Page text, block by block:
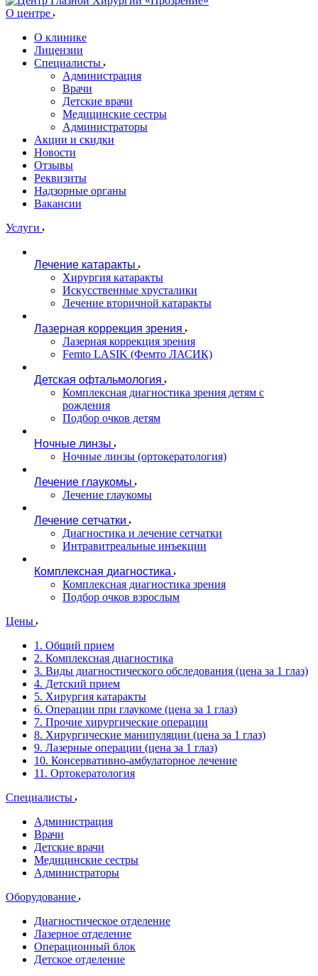
О центре
О клинике
Лицензии
Специалисты
Администрация
Врачи
Детские врачи
Медицинские сестры
Администраторы
Акции и скидки
Новости
Отзывы
Реквизиты
Надзорные органы
Вакансии
Услуги
Лечение катаракты
Хирургия катаракты
Искусственные хрусталики
Лечение вторичной катаракты
Лазерная коррекция зрения
Лазерная коррекция зрения
Femto LASIK (Фемто ЛАСИК)
Детская офтальмология
Комплексная диагностика зрения детям c
рождения
Подбор очков детям
Ночные линзы
Ночные линзы (ортокератология)
Лечение глаукомы
Лечение глаукомы
Лечение сетчатки
Диагностика и лечение сетчатки
Интравитреальные инъекции
Комплексная диагностика
Комплексная диагностика зрения
Подбор очков взрослым
Цены
1. Общий прием
2. Комплексная диагностика
3. Виды диагностического обследования (цена за 1 глаз)
4. Детский прием
5. Хирургия катаракты
6. Операции при глаукоме (цена за 1 глаз)
7. Прочие хирургические операции
8. Хирургические манипуляции (цена за 1 глаз)
9. Лазерные операции (цена за 1 глаз)
10. Консервативно-амбулаторное лечение
11. Ортокератология
Специалисты
Администрация
Врачи
Детские врачи
Медицинские сестры
Администраторы
Оборудование
Диагностическое отделение
Лазерное отделение
Операционный блок
Детское отделение